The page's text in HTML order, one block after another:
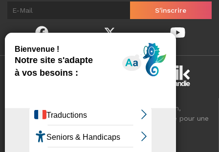
Normandinamik sélectionne pour vous, au quotidien,
l'essentiel de l'actualité économique de Normandie pour une